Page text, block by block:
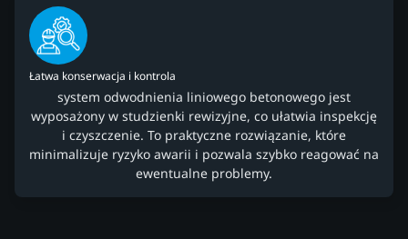
Łatwa konserwacja i kontrola
system odwodnienia liniowego betonowego jest
wyposażony w studzienki rewizyjne, co ułatwia inspekcję
i czyszczenie. To praktyczne rozwiązanie, które
minimalizuje ryzyko awarii i pozwala szybko reagować na
ewentualne problemy.